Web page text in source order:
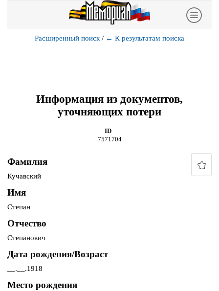
Расширенный поиск / ← К результатам поиска
Информация из документов,
уточняющих потери
ID
7571704
Фамилия
Кучавский
Имя
Степан
Отчество
Степанович
Дата рождения/Возраст
__.__.1918
Место рождения